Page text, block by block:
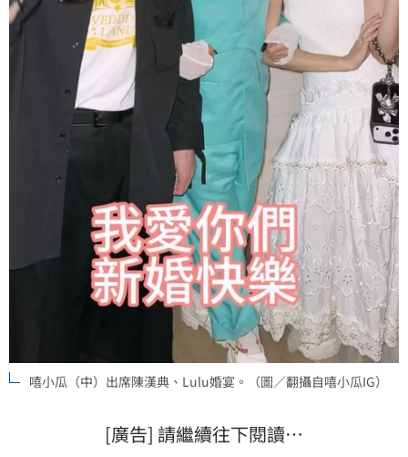
嘻小瓜（中）出席陳漢典、Lulu婚宴。（圖／翻攝自嘻小瓜IG）
[廣告] 請繼續往下閱讀…